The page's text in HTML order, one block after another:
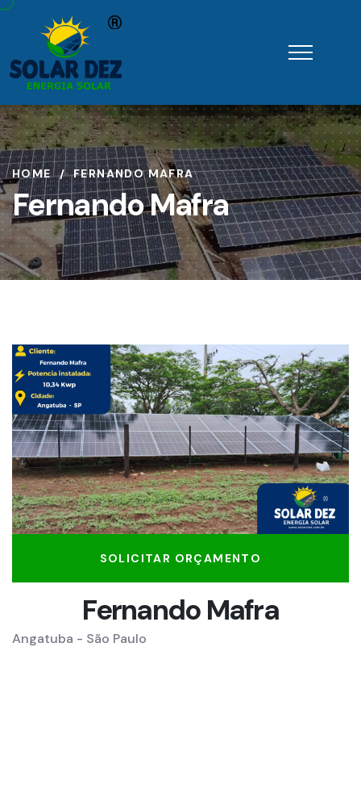
HOME FERNANDO MAFRA
Fernando Mafra
SOLICITAR ORÇAMENTO
Fernando Mafra
Angatuba - São Paulo